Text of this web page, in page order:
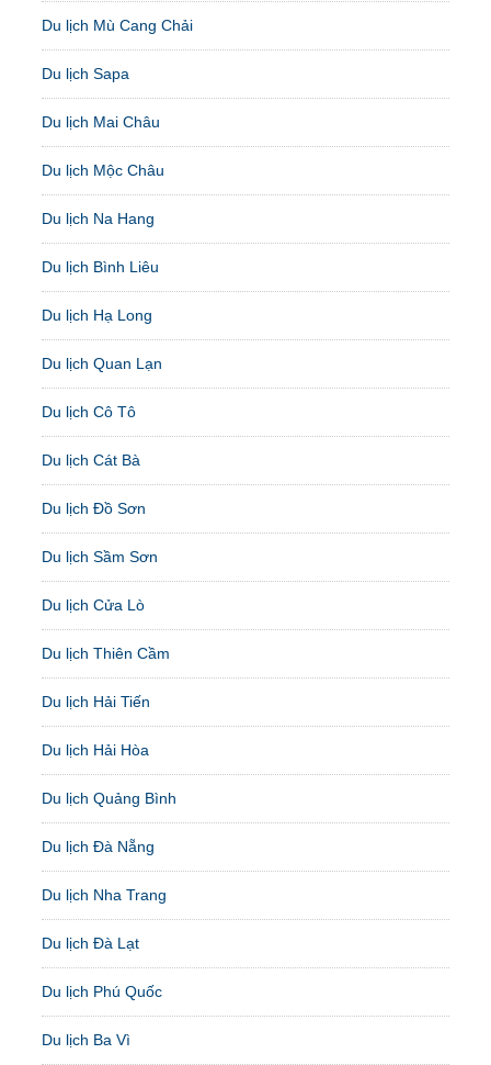
Du lịch Mù Cang Chải
Du lịch Sapa
Du lịch Mai Châu
Du lịch Mộc Châu
Du lịch Na Hang
Du lịch Bình Liêu
Du lịch Hạ Long
Du lịch Quan Lạn
Du lịch Cô Tô
Du lịch Cát Bà
Du lịch Đồ Sơn
Du lịch Sầm Sơn
Du lịch Cửa Lò
Du lịch Thiên Cầm
Du lịch Hải Tiến
Du lịch Hải Hòa
Du lịch Quảng Bình
Du lịch Đà Nẵng
Du lịch Nha Trang
Du lịch Đà Lạt
Du lịch Phú Quốc
Du lịch Ba Vì